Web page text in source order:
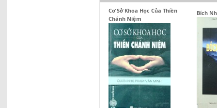
Cơ Sở Khoa Học Của Thiền
Chánh Niệm
Bích